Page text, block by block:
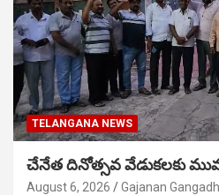
TELANGANA NEWS
చేనేత దినోత్సవ వేడుకలకు
August 6, 2026 Gajanan